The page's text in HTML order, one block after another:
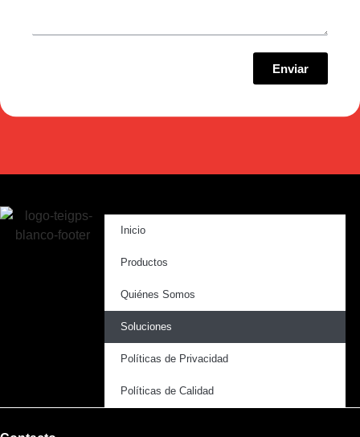
Enviar
Inicio
Productos
Quiénes Somos
Soluciones
Políticas de Privacidad
Políticas de Calidad